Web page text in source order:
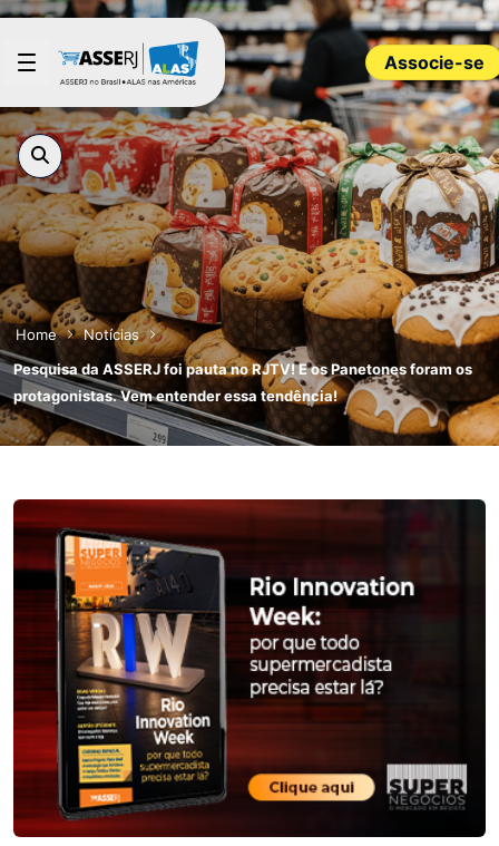
Pular para o Conteúdo principal
Associe-se
Home
Notícias
Pesquisa da ASSERJ foi pauta no RJTV! E os Panetones foram os
protagonistas. Vem entender essa tendência!